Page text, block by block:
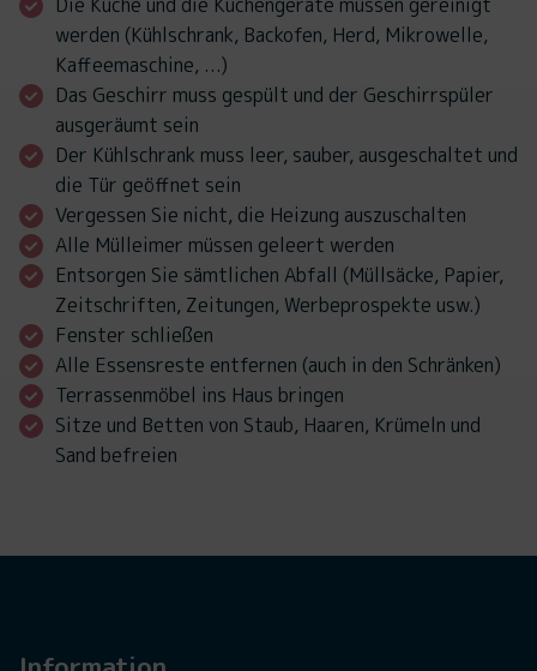
werden (Kühlschrank, Backofen, Herd, Mikrowelle,
Kaffeemaschine, ...)
Das Geschirr muss gespült und der Geschirrspüler
ausgeräumt sein
Der Kühlschrank muss leer, sauber, ausgeschaltet und
die Tür geöffnet sein
Vergessen Sie nicht, die Heizung auszuschalten
Alle Mülleimer müssen geleert werden
Entsorgen Sie sämtlichen Abfall (Müllsäcke, Papier,
Zeitschriften, Zeitungen, Werbeprospekte usw.)
Fenster schließen
Alle Essensreste entfernen (auch in den Schränken)
Terrassenmöbel ins Haus bringen
Sitze und Betten von Staub, Haaren, Krümeln und
Sand befreien